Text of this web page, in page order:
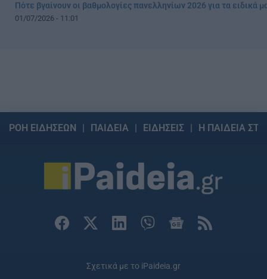
Πότε βγαίνουν οι βαθμολογίες πανελληνίων 2026 για τα ειδικά
01/07/2026 - 11:01
ΡΟΗ ΕΙΔΗΣΕΩΝ ΠΑΙΔΕΙΑ ΕΙΔΗΣΕΙΣ Η ΠΑΙΔΕΙΑ
Σχετικά με το iPaideia.gr